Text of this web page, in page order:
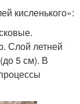
кисленького»:
Слой летней
5 см). В